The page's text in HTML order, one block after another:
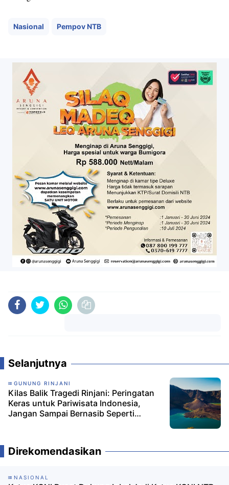
Nasional Pempov NTB
Selanjutnya
GUNUNG RINJANI
Kilas Balik Tragedi Rinjani: Peringatan
Keras untuk Pariwisata Indonesia,
Jangan Sampai Bernasib Seperti
Direkomendasikan
NASIONAL